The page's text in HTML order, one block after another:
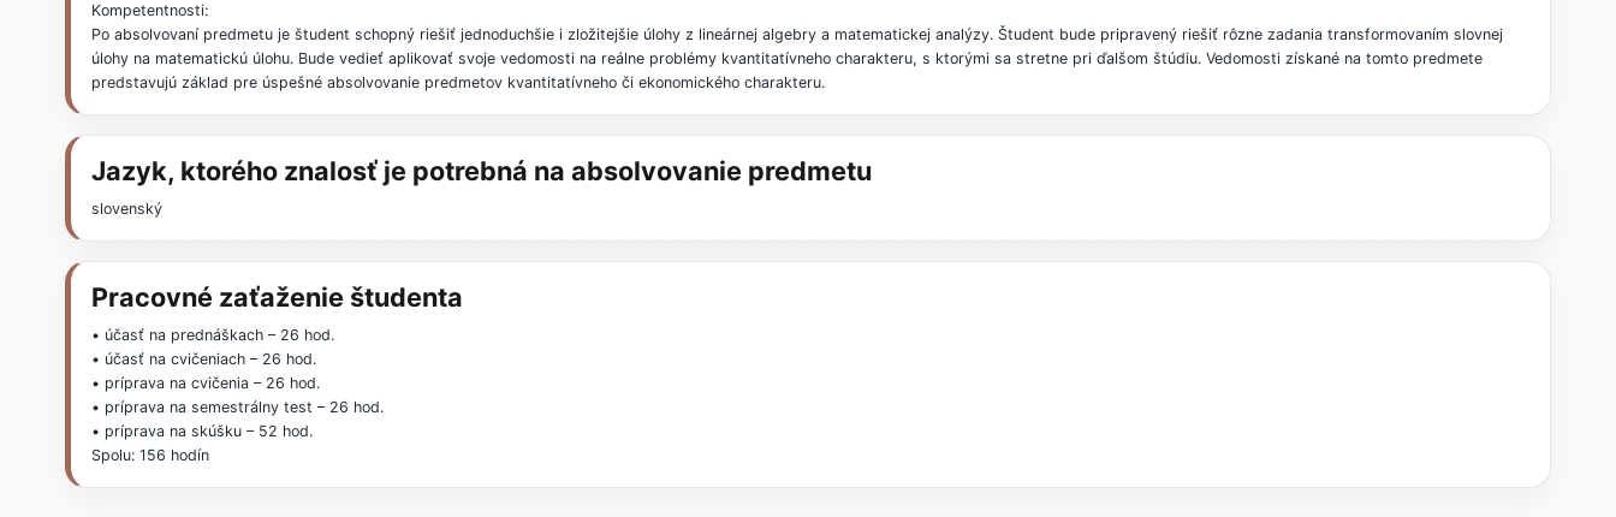
Kompetentnosti:
Po absolvovaní predmetu je študent schopný riešiť jednoduchšie i zložitejšie úlohy z lineárnej algebry a matematickej analýzy. Študent bude pripravený riešiť rôzne zadania transformovaním slovnej
úlohy na matematickú úlohu. Bude vedieť aplikovať svoje vedomosti na reálne problémy kvantitatívneho charakteru, s ktorými sa stretne pri ďalšom štúdiu. Vedomosti získané na tomto predmete
predstavujú základ pre úspešné absolvovanie predmetov kvantitatívneho či ekonomického charakteru.
Jazyk, ktorého znalosť je potrebná na absolvovanie predmetu
slovenský
Pracovné zaťaženie študenta
• účasť na prednáškach – 26 hod.
• účasť na cvičeniach – 26 hod.
• príprava na cvičenia – 26 hod.
• príprava na semestrálny test – 26 hod.
• príprava na skúšku – 52 hod.
Spolu: 156 hodín